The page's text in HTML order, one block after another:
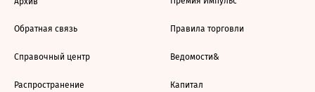
Обратная связь
Справочный центр
Распространение
Правила торговли
Ведомости&
Капитал